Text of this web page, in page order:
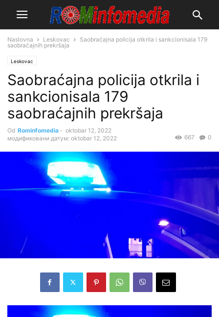
Naslovna Leskovac
Saobraćajna policija otkrila i sankcionisala 179
saobraćajnih prekršaja
Leskovac
Saobraćajna policija otkrila i
sankcionisala 179
saobraćajnih prekršaja
Od Rominfomedia - oktobar 12, 2022
модификовани датум: oktobar 12, 2022
0
667